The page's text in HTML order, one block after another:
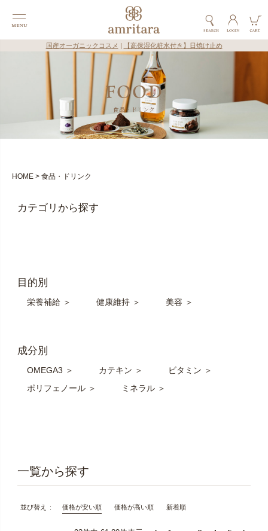
国産オーガニックコスメ 【高保湿化粧水付き】日焼け止め
食品・ドリンク
HOME 食品・ドリンク
目的別
栄養補給 ＞ 健康維持 ＞ 美容 ＞
成分別
OMEGA3 ＞ カテキン ＞
ビタミン ＞
ポリフェノール ＞
ミネラル ＞
並び替え 価格が安い順 価格が高い順 新着順